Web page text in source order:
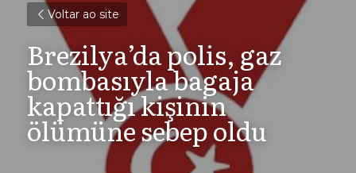
Voltar ao site
Brezilya’da polis, gaz
bombasıyla bagaja
kapattığı kişinin
ölümüne sebep oldu